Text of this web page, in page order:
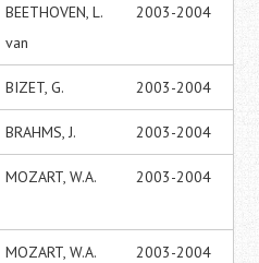
BEETHOVEN, L.
van
2003-2004
BIZET, G. 2003-2004
BRAHMS, J. 2003-2004
MOZART, W.A. 2003-2004
MOZART, W.A. 2003-2004